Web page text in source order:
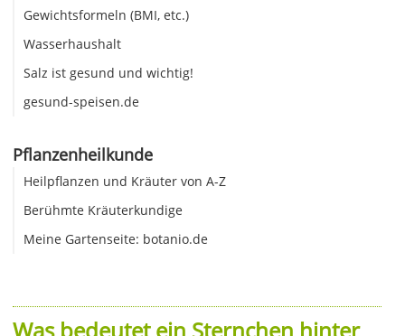
Gewichtsformeln (BMI, etc.)
Wasserhaushalt
Salz ist gesund und wichtig!
gesund-speisen.de
Pflanzenheilkunde
Heilpflanzen und Kräuter von A-Z
Berühmte Kräuterkundige
Meine Gartenseite: botanio.de
Was bedeutet ein Sternchen hinter